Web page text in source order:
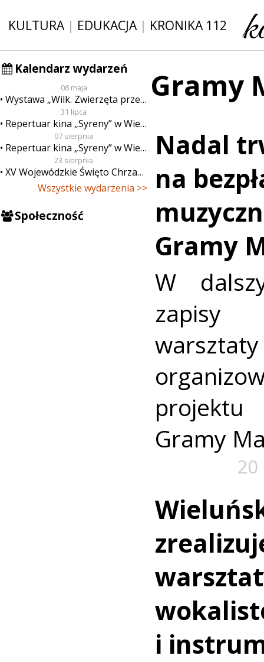
KULTURA| EDUKACJA| KRONIKA 112
Kalendarz wydarzeń
08 maja
Wystawa „Wilk. Zwierzęta przeklęte”
31 lipca
Repertuar kina „Syreny” w Wieluniu w dn. od 31 lipca do 6 sierpnia
07 sierpnia
Repertuar kina „Syreny” w Wieluniu w dn. od 7 do 13 sierpnia
23 sierpnia
XV Wojewódzkie Święto Chrzanu
Wszystkie wydarzenia >>
Społeczność
Gramy
Nadal
na
Gramy
W
zapisy
Gramy
i